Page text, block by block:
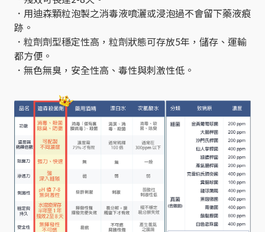
．用迪森顆粒泡製之消毒液噴灑或浸泡過不會留下藥液痕
跡。
．粒劑劑型穩定性高，粒劑狀態可存放5年，儲存、運輸
都方便。
．無色無臭，安全性高、毒性與刺激性低。